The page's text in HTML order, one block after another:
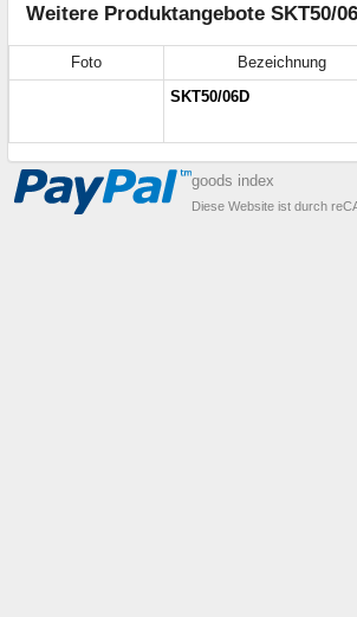
Weitere Produktangebote SKT50/
Foto Bezeichnung
SKT50/06D
goods index
Diese Website ist durch